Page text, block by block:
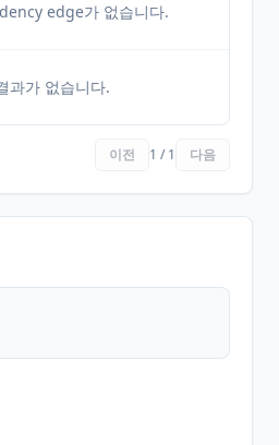
edge가 없습니다.
과가 없습니다.
이전 1 / 1 다음